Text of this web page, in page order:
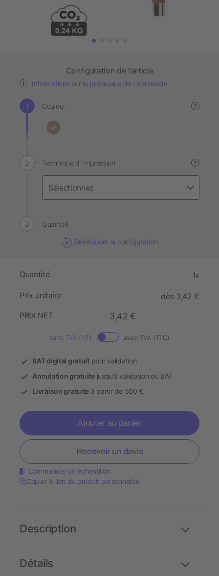
Configuration de l’article
Informations sur le processus de commande
Couleur ?
Technique d´impression ?
Quantité
Réinitialiser la configuration
Quantité 1x
Prix unitaire
dès 3,42 €
PRIX NET
3,42 €
sans TVA (HT) avec TVA (TTC)
BAT digital gratuitpour validation
Annulation gratuitejusqu’à validation du BAT
Livraison gratuite à partir de 500 €
Ajouter au panier
Recevoir un devis
Commander un échantillon
Copier le lien du produit personnalisé
Détails
Description